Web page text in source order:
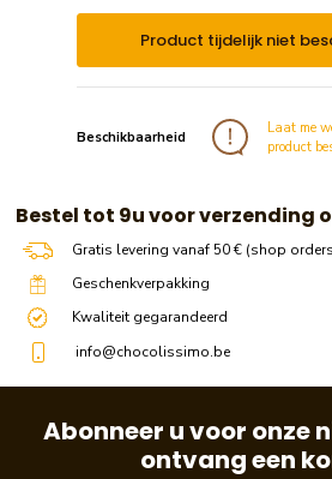
Product tijdelijk niet
Beschikbaarheid
Laat me
product
Bestel tot 9u voor verzending
Gratis levering vanaf 50 € (shop
Geschenkverpakking
Kwaliteit gegarandeerd
info@chocolissimo.be
Abonneer u voor onze
ontvang een